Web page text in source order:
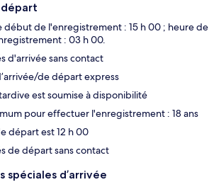
début de l'enregistrement : 15 h 00 ; heure de
: 03 h 00.
d'arrivée sans contact
de départ express
est soumise à disponibilité
pour effectuer l'enregistrement : 18 ans
départ est 12 h 00
de départ sans contact
spéciales d’arrivée